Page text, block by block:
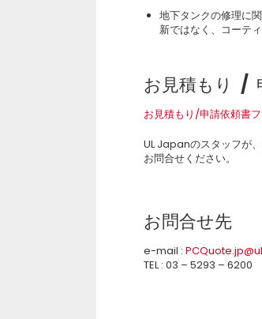
地下タンクの修理に
新ではなく、コーテ
お見積もり /
お見積もり/申請依頼書
UL Japanのスタッフが
お問合せください。
お問合せ先
e-mail :
TEL : 03 – 5293 – 6200